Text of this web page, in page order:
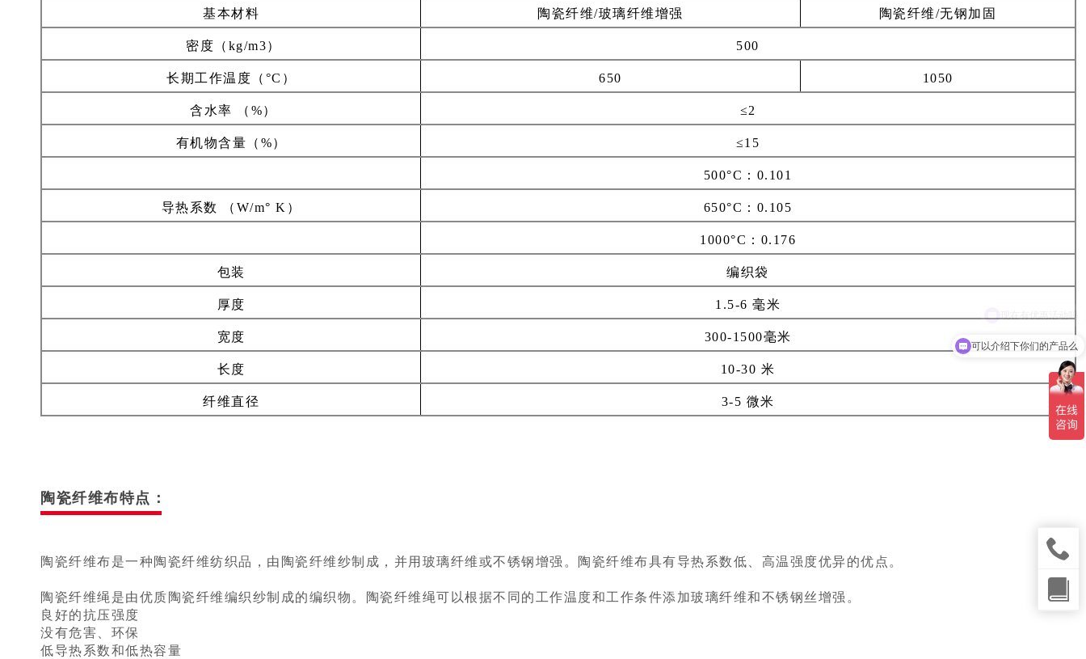
基本材料 陶瓷纤维/玻璃纤维增强 陶瓷纤维/无钢加固
密度（kg/m3） 500
长期工作温度（°C） 650 1050
含水率 （%） ≤2
有机物含量（%） ≤15
500°C：0.101
导热系数 （W/m° K） 650°C：0.105
1000°C：0.176
包装 编织袋
厚度 1.5-6 毫米
宽度 300-1500毫米
长度 10-30 米
纤维直径 3-5 微米
陶瓷纤维布特点：
陶瓷纤维布是一种陶瓷纤维纺织品，由陶瓷纤维纱制成，并用玻璃纤维或不锈钢增强。陶瓷纤维布具有导热系数低、高温强度优异的优点。
陶瓷纤维绳是由优质陶瓷纤维编织纱制成的编织物。陶瓷纤维绳可以根据不同的工作温度和工作条件添加玻璃纤维和不锈钢丝增强。
良好的抗压强度
没有危害、环保
低导热系数和低热容量
可以介绍下你们的产品么